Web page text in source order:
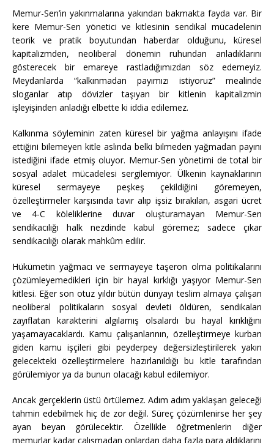
Memur-Sen’in yakınmalarına yakından bakmakta fayda var. Bir
kere Memur-Sen yönetici ve kitlesinin sendikal mücadelenin
teorik ve pratik boyutundan haberdar olduğunu, küresel
kapitalizmden, neoliberal dönemin ruhundan anladıklarını
gösterecek bir emareye rastladığımızdan söz edemeyiz.
Meydanlarda “kalkınmadan payımızı istiyoruz” mealinde
sloganlar atıp dövizler taşıyan bir kitlenin kapitalizmin
işleyişinden anladığı elbette ki iddia edilemez.
Kalkınma söyleminin zaten küresel bir yağma anlayışını ifade
ettiğini bilemeyen kitle aslında belki bilmeden yağmadan payını
istediğini ifade etmiş oluyor. Memur-Sen yönetimi de total bir
sosyal adalet mücadelesi sergilemiyor. Ülkenin kaynaklarının
küresel sermayeye peşkeş çekildiğini göremeyen,
özelleştirmeler karşısında tavır alıp işsiz bırakılan, asgari ücret
ve 4-C köleliklerine duvar oluşturamayan Memur-Sen
sendikacılığı halk nezdinde kabul göremez; sadece çıkar
sendikacılığı olarak mahkûm edilir.
Hükümetin yağmacı ve sermayeye taşeron olma politikalarını
çözümleyemedikleri için bir hayal kırklığı yaşıyor Memur-Sen
kitlesi. Eğer son otuz yıldır bütün dünyayı teslim almaya çalışan
neoliberal politikaların sosyal devleti öldüren, sendikaları
zayıflatan karakterini algılamış olsalardı bu hayal kırıklığını
yaşamayacaklardı. Kamu çalışanlarının, özelleştirmeye kurban
giden kamu işçileri gibi peyderpey değersizleştirilerek yakın
gelecekteki özelleştirmelere hazırlanıldığı bu kitle tarafından
görülemiyor ya da bunun olacağı kabul edilemiyor.
Ancak gerçeklerin üstü örtülemez. Adım adım yaklaşan geleceği
tahmin edebilmek hiç de zor değil. Süreç çözümlenirse her şey
ayan beyan görülecektir. Özellikle öğretmenlerin diğer
memurlar kadar çalışmadan onlardan daha fazla para aldıklarını